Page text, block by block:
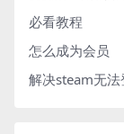
必看教程
怎么成为会员
解决steam无法